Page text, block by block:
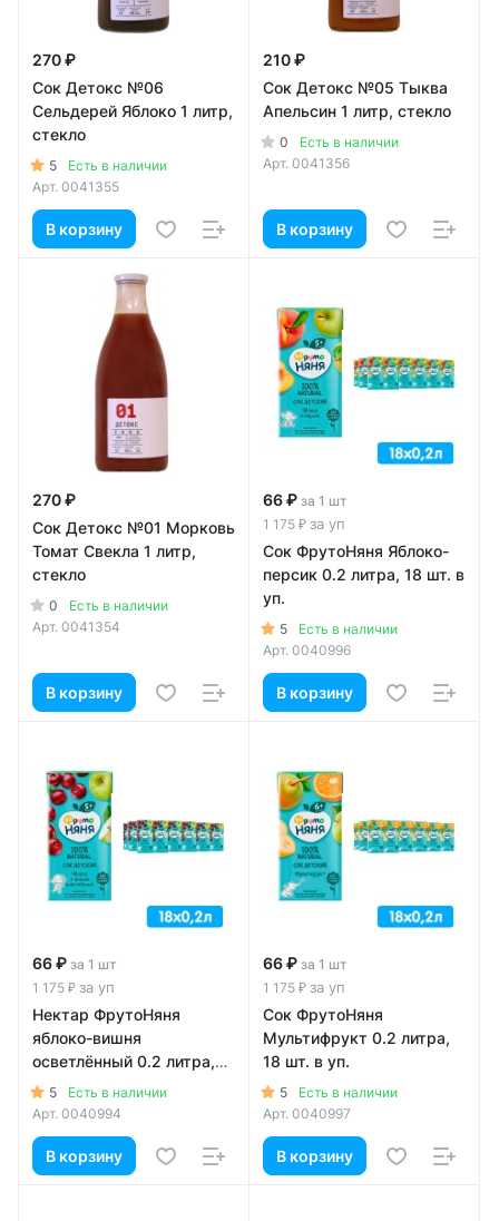
270 ₽
Сок Детокс №06
Сельдерей Яблоко 1 литр,
стекло
5
Есть в наличии
Арт. 0041355
В корзину
210 ₽
Сок Детокс №05 Тыква
Апельсин 1 литр, стекло
0
Есть в наличии
Арт. 0041356
В корзину
270 ₽
Сок Детокс №01 Морковь
Томат Свекла 1 литр,
стекло
0
Есть в наличии
Арт. 0041354
В корзину
66 ₽ за 1 шт
1 175 ₽ за уп
Сок ФрутоНяня Яблоко-
персик 0.2 литра, 18 шт. в
уп.
5
Есть в наличии
Арт. 0040996
В корзину
66 ₽ за 1 шт
1 175 ₽ за уп
Нектар ФрутоНяня
яблоко-вишня
осветлённый 0.2 литра,
18 шт. в уп.
5
Есть в наличии
Арт. 0040994
В корзину
66 ₽ за 1 шт
1 175 ₽ за уп
Сок ФрутоНяня
Мультифрукт 0.2 литра,
18 шт. в уп.
5
Есть в наличии
Арт. 0040997
В корзину